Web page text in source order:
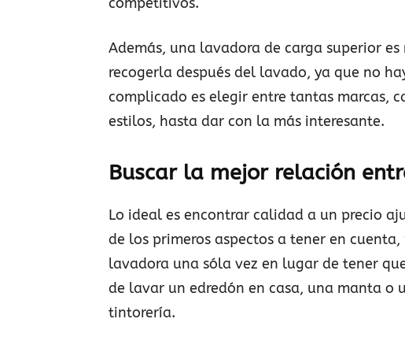
Además, una lavadora de carga superior
recogerla después del lavado, ya que no
complicado es elegir entre tantas marcas,
estilos, hasta dar con la más interesante.
Buscar la mejor relación
Lo ideal es encontrar calidad a un precio
de los primeros aspectos a tener en
lavadora una sóla vez en lugar de tener
de lavar un edredón en casa, una manta
tintorería.